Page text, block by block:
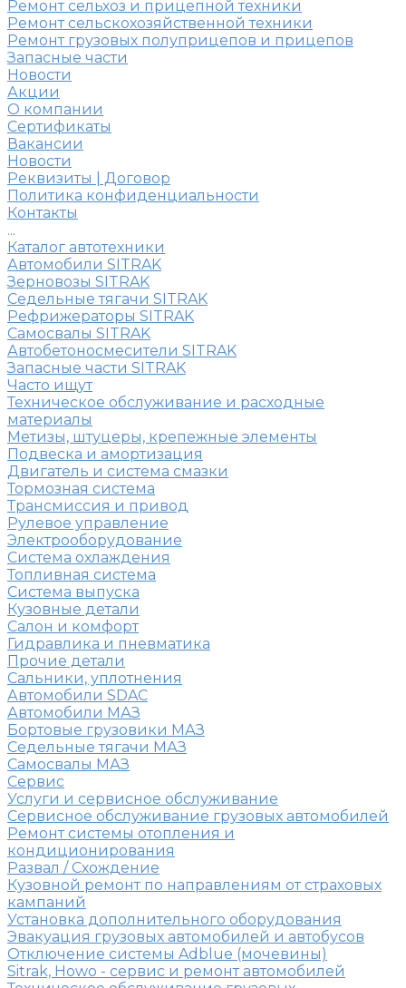
Ремонт сельхоз и прицепной техники
Ремонт сельскохозяйственной техники
Ремонт грузовых полуприцепов и прицепов
Запасные части
Новости
Акции
О компании
Сертификаты
Вакансии
Новости
Реквизиты | Договор
Политика конфиденциальности
Контакты
...
Каталог автотехники
Автомобили SITRAK
Зерновозы SITRAK
Седельные тягачи SITRAK
Рефрижераторы SITRAK
Самосвалы SITRAK
Автобетоносмесители SITRAK
Запасные части SITRAK
Часто ищут
Техническое обслуживание и расходные
материалы
Метизы, штуцеры, крепежные элементы
Подвеска и амортизация
Двигатель и система смазки
Тормозная система
Трансмиссия и привод
Рулевое управление
Электрооборудование
Система охлаждения
Топливная система
Система выпуска
Кузовные детали
Салон и комфорт
Гидравлика и пневматика
Прочие детали
Сальники, уплотнения
Автомобили SDAC
Автомобили МАЗ
Бортовые грузовики МАЗ
Седельные тягачи МАЗ
Самосвалы МАЗ
Сервис
Услуги и сервисное обслуживание
Сервисное обслуживание грузовых автомобилей
Ремонт системы отопления и
кондиционирования
Развал / Схождение
Кузовной ремонт по направлениям от страховых
кампаний
Установка дополнительного оборудования
Эвакуация грузовых автомобилей и автобусов
Отключение системы Adblue (мочевины)
Sitrak, Howo - сервис и ремонт автомобилей